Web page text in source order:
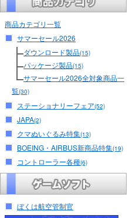
商品カテゴリ一覧
サマーセール2026
ダウンロード製品(15)
パッケージ製品(15)
サマーセール2026全対象商品一
覧(30)
ステーショナリーフェア(52)
JAPA(2)
クマぬいぐるみ特集(13)
BOEING・AIRBUS新商品特集(19)
コントローラー各種(6)
ぼくは航空管制官